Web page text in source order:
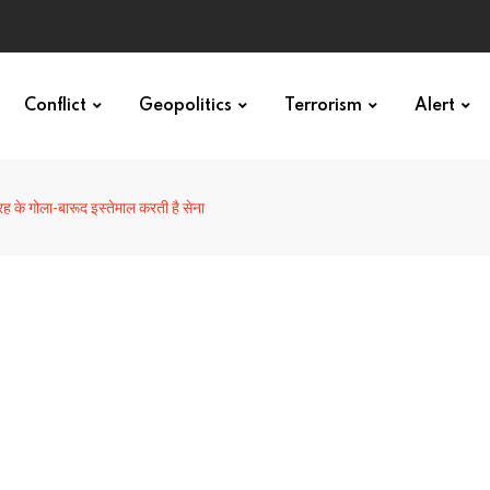
Conflict Geopolitics Terrorism Alert
के गोला-बारूद इस्तेमाल करती है सेना